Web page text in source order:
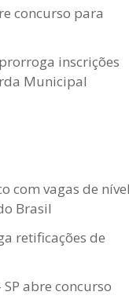
concurso para
inscrições
Municipal
com vagas de
Brasil
retificações de
abre concurso